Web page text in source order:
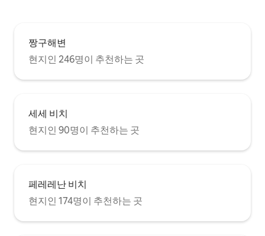
짱구해변
현지인 246명이 추천하는 곳
세세 비치
현지인 90명이 추천하는 곳
페레레난 비치
현지인 174명이 추천하는 곳